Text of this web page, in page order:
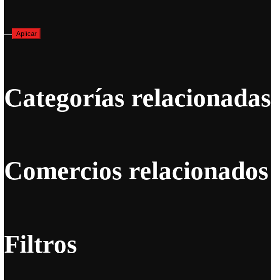
— Aplicar
Categorías relacionadas
Comercios relacionados
Filtros